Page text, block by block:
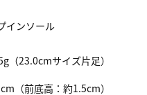
インソール
（23.0cmサイズ片足）
（前底高：約1.5cm）